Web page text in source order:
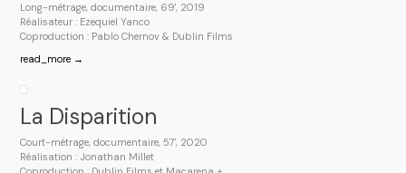
Long-métrage, documentaire, 69', 2019
Réalisateur : Ezequiel Yanco
Coproduction : Pablo Chernov & Dublin Films
read_more →
La Disparition
Court-métrage, documentaire, 57', 2020
Réalisation : Jonathan Millet